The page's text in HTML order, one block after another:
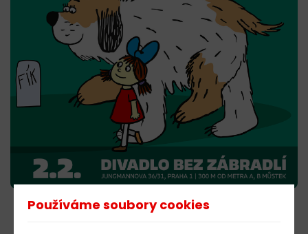
Používáme soubory cookies